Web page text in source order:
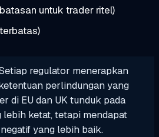
untuk trader ritel)
regulator menerapkan
perlindungan yang
di EU dan UK tunduk pada
lebih ketat, tetapi mendapat
yang lebih baik.